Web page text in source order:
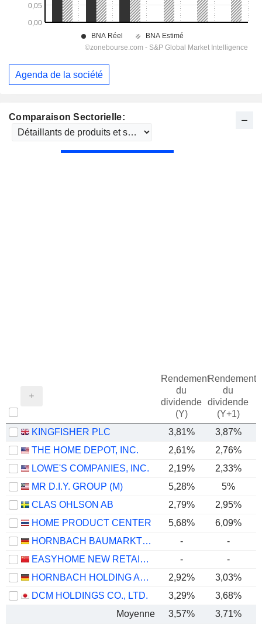
Comparaison Sectorielle:
Rendement
du
dividende
(Y)
Rendement
du
dividende
(Y+1)
KINGFISHER PLC 3,81%
3,87%
THE HOME DEPOT, INC.
2,61% 2,76%
LOWE'S COMPANIES, INC.
2,19% 2,33%
MR D.I.Y. GROUP (M)
5,28% 5%
CLAS OHLSON AB
2,79% 2,95%
HOME PRODUCT CENTER
5,68% 6,09%
HORNBACH BAUMARKT AG
-
-
EASYHOME NEW RETAIL GROUP CORPORATION LIMITED
- -
HORNBACH HOLDING AG & CO. KGAA
2,92%
3,03%
DCM HOLDINGS CO., LTD.
3,29% 3,68%
Moyenne
3,57% 3,71%
Agenda de la société